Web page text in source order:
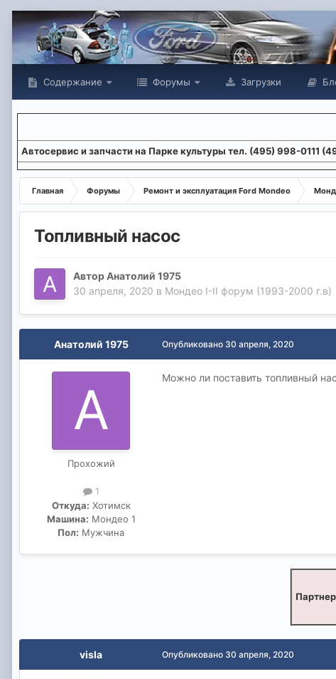
Содержание Форумы Загрузки
Aвтосервис и запчасти на Парке культуры тел. (495) 998-0111
Главная Форумы Ремонт и эксплуатация Ford Mondeo
Топливный насос
АвторАнатолий 1975
30 апреля, 2020 в Мондео I-II форум (1993-2000 г.в)
Анатолий 1975
Прохожий
1
Откуда: Хотимск
Машина: Мондео 1
Пол: Мужчина
Опубликовано 30 апреля, 2020
Можно ли поставить топливный
visla Опубликовано 30 апреля, 2020